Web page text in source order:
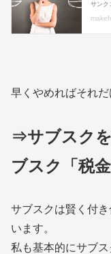
早くやめればそれだ
⇒サブスク
ブスク「税
サブスクは賢く付
います。
私も基本的にサブス